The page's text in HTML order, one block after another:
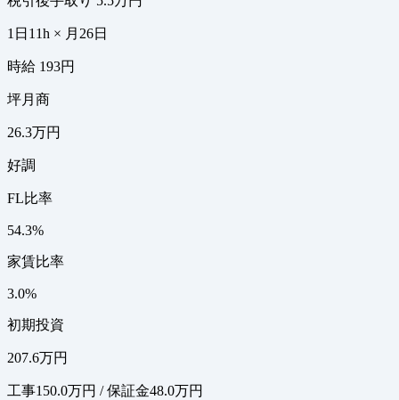
1日11h × 月26日
時給 193円
坪月商
26.3万円
好調
FL比率
54.3%
家賃比率
3.0%
初期投資
207.6万円
工事150.0万円 / 保証金48.0万円